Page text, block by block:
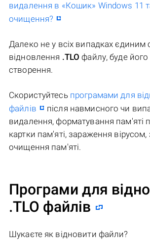
видалення в «Кошик» Windows 11
очищення?
Далеко не у всіх випадках єдиним
відновлення .TLO файлу, буде
створення.
Скористуйтесь програмами для
файлів
після навмисного чи
видалення, форматування пам'яті
картки пам'яті, зараження
очищення пам'яті.
Програми для
.TLO файлів
Шукаєте як відновити файли?